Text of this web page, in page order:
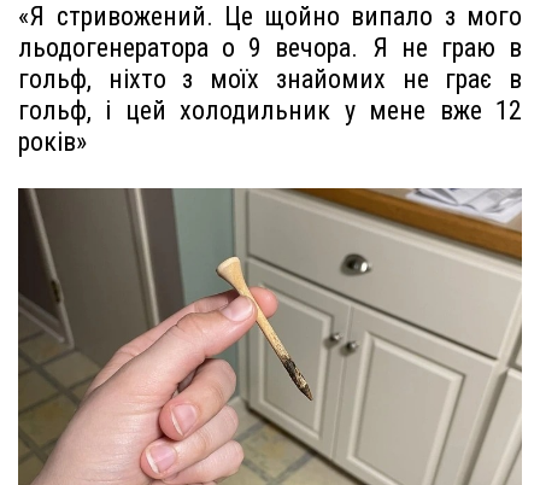
«Я стривожений. Це щойно випало з мого
льодогенератора о 9 вечора. Я не граю в
гольф, ніхто з моїх знайомих не грає в
гольф, і цей холодильник у мене вже 12
років»